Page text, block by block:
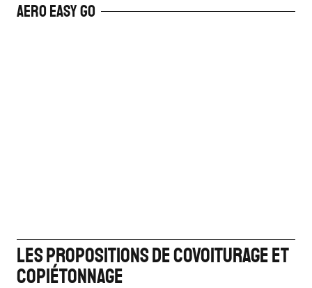
Aero Easy Go
Les propositions de covoiturage et
copiétonnage